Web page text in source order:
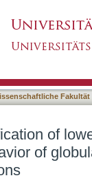
Fakultät
of
of